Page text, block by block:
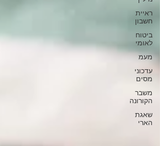
ראיית
חשבון
ביטוח
לאומי
מעמ
עדכוני
מסים
משבר
הקורונה
שאגת
הארי